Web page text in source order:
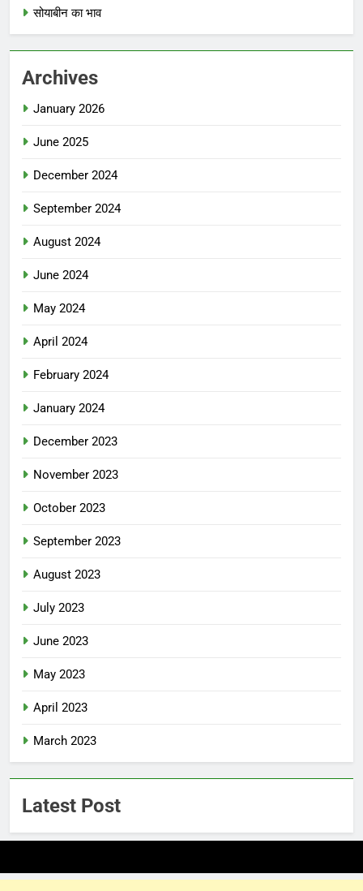
सोयाबीन का भाव
Archives
January 2026
June 2025
December 2024
September 2024
August 2024
June 2024
May 2024
April 2024
February 2024
January 2024
December 2023
November 2023
October 2023
September 2023
August 2023
July 2023
June 2023
May 2023
April 2023
March 2023
Latest Post